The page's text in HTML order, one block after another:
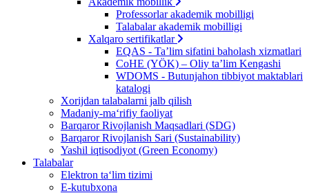
Professorlar akademik mobilligi
Talabalar akademik mobilligi
Xalqaro sertifikatlar
EQAS - Ta’lim sifatini baholash xizmatlari
CoHE (YÖK) – Oliy ta’lim Kengashi
WDOMS - Butunjahon tibbiyot maktablari
katalogi
Xorijdan talabalarni jalb qilish
Madaniy-ma‘rifiy faoliyat
Barqaror Rivojlanish Maqsadlari (SDG)
Barqaror Rivojlanish Sari (Sustainability)
Yashil iqtisodiyot (Green Economy)
Talabalar
Elektron ta‘lim tizimi
E-kutubxona